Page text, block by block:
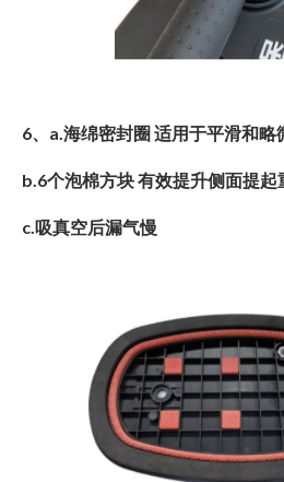
6、a.海绵密封圈 适用于平滑和略
b.6个泡棉方块 有效提升侧面提起
c.吸真空后漏气慢